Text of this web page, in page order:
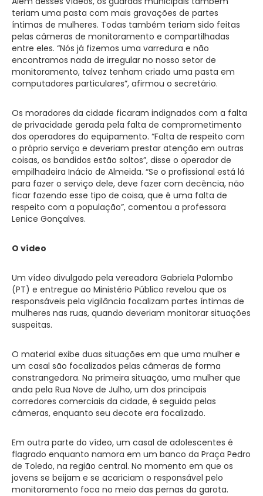
teriam uma pasta com mais gravações de partes
íntimas de mulheres. Todas também teriam sido feitas
pelas câmeras de monitoramento e compartilhadas
entre eles. “Nós já fizemos uma varredura e não
encontramos nada de irregular no nosso setor de
monitoramento, talvez tenham criado uma pasta em
computadores particulares”, afirmou o secretário.
Os moradores da cidade ficaram indignados com a falta
de privacidade gerada pela falta de comprometimento
dos operadores do equipamento. “Falta de respeito com
o próprio serviço e deveriam prestar atenção em outras
coisas, os bandidos estão soltos”, disse o operador de
empilhadeira Inácio de Almeida. “Se o profissional está lá
para fazer o serviço dele, deve fazer com decência, não
ficar fazendo esse tipo de coisa, que é uma falta de
respeito com a população”, comentou a professora
Lenice Gonçalves.
O vídeo
Um vídeo divulgado pela vereadora Gabriela Palombo
(PT) e entregue ao Ministério Público revelou que os
responsáveis pela vigilância focalizam partes íntimas de
mulheres nas ruas, quando deveriam monitorar situações
suspeitas.
O material exibe duas situações em que uma mulher e
um casal são focalizados pelas câmeras de forma
constrangedora. Na primeira situação, uma mulher que
anda pela Rua Nove de Julho, um dos principais
corredores comerciais da cidade, é seguida pelas
câmeras, enquanto seu decote era focalizado.
Em outra parte do vídeo, um casal de adolescentes é
flagrado enquanto namora em um banco da Praça Pedro
de Toledo, na região central. No momento em que os
jovens se beijam e se acariciam o responsável pelo
monitoramento foca no meio das pernas da garota.